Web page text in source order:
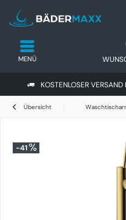
KOSTENLOSER
MENÜ
Übersicht
-41